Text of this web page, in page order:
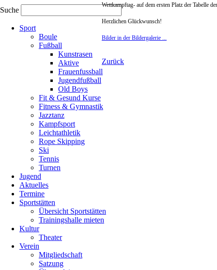
Suche
überspringen
Sport
Boule
Fußball
Kunstrasen
Aktive
Frauenfussball
Jugendfußball
Old Boys
Fit & Gesund Kurse
Fitness & Gymnastik
Jazztanz
Kampfsport
Leichtathletik
Rope Skipping
Ski
Tennis
Turnen
Jugend
Aktuelles
Termine
Sportstätten
Übersicht Sportstätten
Trainingshalle mieten
Kultur
Theater
Verein
Mitgliedschaft
Satzung
Wettkampftag- auf dem ersten Platz der Tabelle
Herzlichen Glückwunsch!
Bilder in der Bildergalerie ...
Zurück